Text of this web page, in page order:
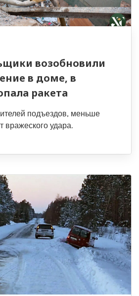
возобновили
в доме, в
ракета
подъездов, меньше
вражеского удара.